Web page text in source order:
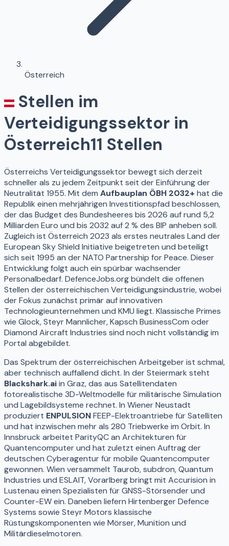
Österreich
Stellen im
Verteidigungssektor in
Österreich11 Stellen
Österreichs Verteidigungssektor bewegt sich derzeit
schneller als zu jedem Zeitpunkt seit der Einführung der
Neutralität 1955. Mit dem Aufbauplan ÖBH 2032+ hat die
Republik einen mehrjährigen Investitionspfad beschlossen,
der das Budget des Bundesheeres bis 2026 auf rund 5,2
Milliarden Euro und bis 2032 auf 2 % des BIP anheben soll.
Zugleich ist Österreich 2023 als erstes neutrales Land der
European Sky Shield Initiative beigetreten und beteiligt
sich seit 1995 an der NATO Partnership for Peace. Dieser
Entwicklung folgt auch ein spürbar wachsender
Personalbedarf. DefenceJobs.org bündelt die offenen
Stellen der österreichischen Verteidigungsindustrie, wobei
der Fokus zunächst primär auf innovativen
Technologieunternehmen und KMU liegt. Klassische Primes
wie Glock, Steyr Mannlicher, Kapsch BusinessCom oder
Diamond Aircraft Industries sind noch nicht vollständig im
Portal abgebildet.
Das Spektrum der österreichischen Arbeitgeber ist schmal,
aber technisch auffallend dicht. In der Steiermark steht
Blackshark.aiin Graz, das aus Satellitendaten
fotorealistische 3D-Weltmodelle für militärische Simulation
und Lagebildsysteme rechnet. In Wiener Neustadt
produziert ENPULSIONFEEP-Elektroantriebe für Satelliten
und hat inzwischen mehr als 280 Triebwerke im Orbit. In
Innsbruck arbeitet ParityQC an Architekturen für
Quantencomputer und hat zuletzt einen Auftrag der
deutschen Cyberagentur für mobile Quantencomputer
gewonnen. Wien versammelt Taurob, subdron, Quantum
Industries und ESLAIT, Vorarlberg bringt mit Accurision in
Lustenau einen Spezialisten für GNSS-Störsender und
Counter-EW ein. Daneben liefern Hirtenberger Defence
Systems sowie Steyr Motors klassische
Rüstungskomponenten wie Mörser, Munition und
Militärdieselmotoren.